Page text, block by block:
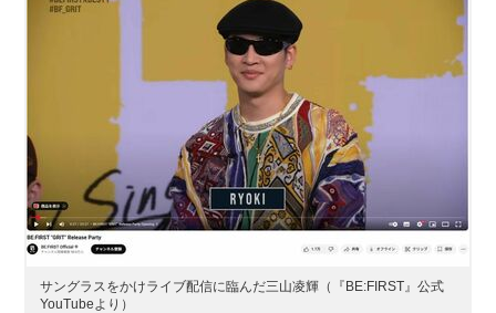
サングラスをかけライブ配信に臨んだ三山凌輝（『BE:FIRST』公式
YouTubeより）